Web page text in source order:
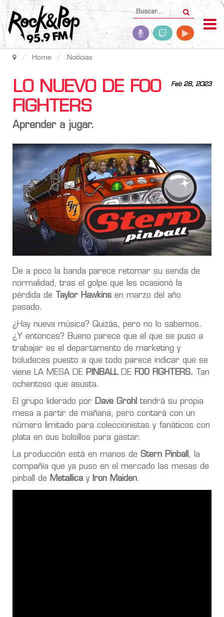
Home Noticias
Feb 28, 2023
LO NUEVO DE FOO
FIGHTERS
Aprender a jugar.
De a poco la banda parece retomar su senda de
normalidad, tras el golpe que les ocasionó la
pérdida de
Taylor Hawkins en marzo del año
pasado.
¿Hay nueva música? Quizás, pero no lo sabemos.
¿Y entonces? Bueno parece que el que se puso a
trabajar es el departamento de marketing y
boludeces puesto a que todo parece indicar que se
viene LA MESA DE PINBALLDE FOO FIGHTERS. Tan
ochentoso que asusta.
El grupo liderado por Dave Grohl tendrá su propia
mesa a partir de mañana, pero contará con un
número limitado para coleccionistas y fanáticos con
plata en sus bolsillos para gastar.
La producción está en manos de Stern Pinball , la
compañía que ya puso en el mercado las mesas de
pinball de
Metallica y Iron Maiden.